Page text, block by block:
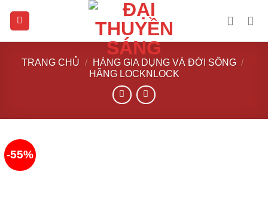
TRANG CHỦ / HÀNG GIA DỤNG VÀ ĐỜI SỐNG /
HÃNG LOCKNLOCK
-55%